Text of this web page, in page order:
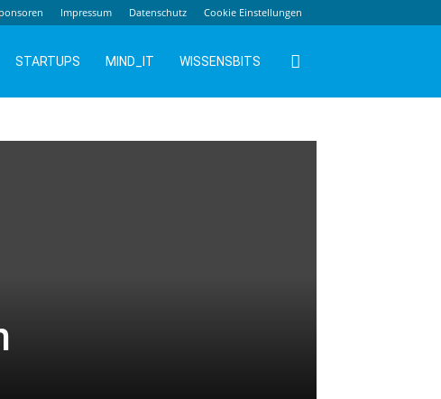
Impressum Datenschutz Cookie Einstellungen
STARTUPS MIND_IT WISSENSBITS